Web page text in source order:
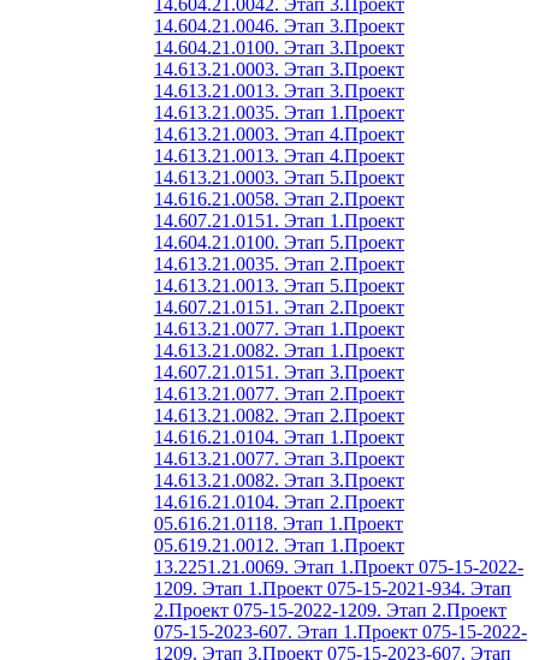
14.604.21.0042. Этап 3.Проект
14.604.21.0046. Этап 3.Проект
14.604.21.0100. Этап 3.Проект
14.613.21.0003. Этап 3.Проект
14.613.21.0013. Этап 3.Проект
14.613.21.0035. Этап 1.Проект
14.613.21.0003. Этап 4.Проект
14.613.21.0013. Этап 4.Проект
14.613.21.0003. Этап 5.Проект
14.616.21.0058. Этап 2.Проект
14.607.21.0151. Этап 1.Проект
14.604.21.0100. Этап 5.Проект
14.613.21.0035. Этап 2.Проект
14.613.21.0013. Этап 5.Проект
14.607.21.0151. Этап 2.Проект
14.613.21.0077. Этап 1.Проект
14.613.21.0082. Этап 1.Проект
14.607.21.0151. Этап 3.Проект
14.613.21.0077. Этап 2.Проект
14.613.21.0082. Этап 2.Проект
14.616.21.0104. Этап 1.Проект
14.613.21.0077. Этап 3.Проект
14.613.21.0082. Этап 3.Проект
14.616.21.0104. Этап 2.Проект
05.616.21.0118. Этап 1.Проект
05.619.21.0012. Этап 1.Проект
13.2251.21.0069. Этап 1.Проект 075-15-2022-
1209. Этап 1.Проект 075-15-2021-934. Этап
2.Проект 075-15-2022-1209. Этап 2.Проект
075-15-2023-607. Этап 1.Проект 075-15-2022-
1209. Этап 3.Проект 075-15-2023-607. Этап